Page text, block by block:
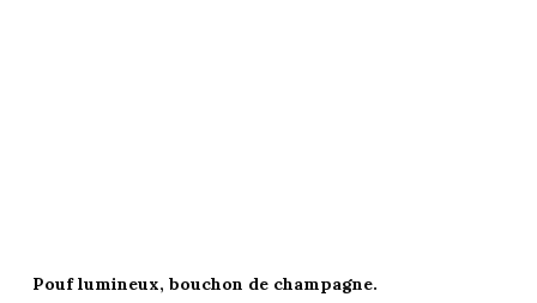
Pouf lumineux, bouchon de champagne.